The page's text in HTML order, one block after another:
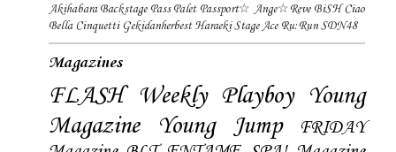
Akihabara Backstage Pass Palet Passport☆ Ange☆Reve BiSH Ciao
Bella Cinquetti Gekidanherbest Haraeki Stage Ace Ru:Run SDN48
Magazines
FLASH Weekly Playboy Young
Magazine
Young Jump
FRIDAY